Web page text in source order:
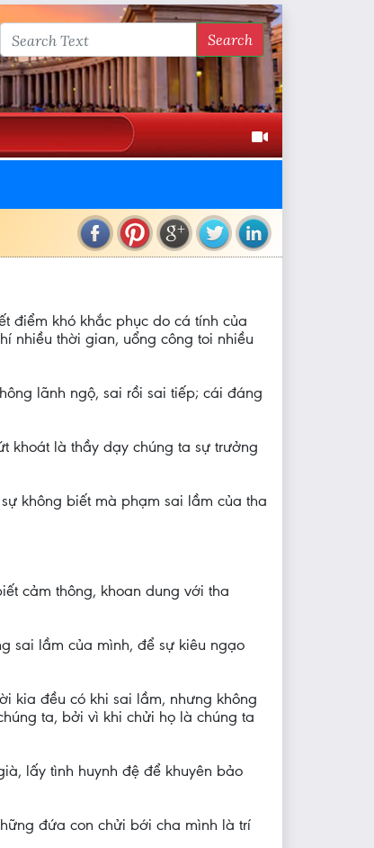
Search
điểm khó khắc phục do cá tính của
nhiều thời gian, uổng công toi nhiều
lãnh ngộ, sai rồi sai tiếp; cái đáng
khoát là thầy dạy chúng ta sự trưởng
không biết mà phạm sai lầm của tha
cảm thông, khoan dung với tha
sai lầm của mình, để sự kiêu ngạo
kia đều có khi sai lầm, nhưng không
ta, bởi vì khi chửi họ là chúng ta
lấy tình huynh đệ để khuyên bảo
đứa con chửi bới cha mình là trí